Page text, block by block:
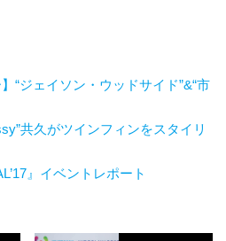
“ジェイソン・ウッドサイド”&“市
共久がツインフィンをスタイリ
』イベントレポート